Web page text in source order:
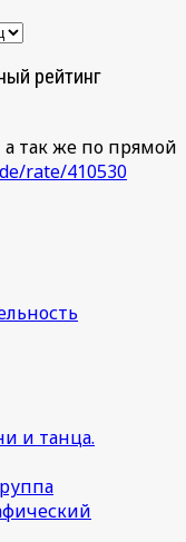
рейтинг
а так же по прямой
rate/410530
и танца.